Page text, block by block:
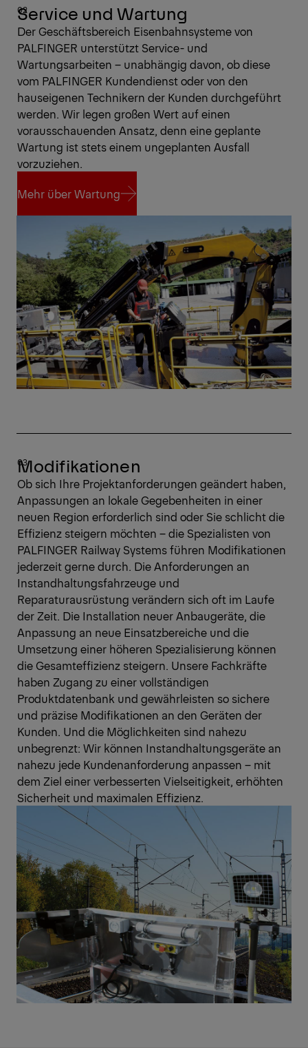
Service und Wartung
Der Geschäftsbereich Eisenbahnsysteme von
PALFINGER unterstützt Service- und
Wartungsarbeiten – unabhängig davon, ob diese
vom PALFINGER Kundendienst oder von den
hauseigenen Technikern der Kunden durchgeführt
werden. Wir legen großen Wert auf einen
vorausschauenden Ansatz, denn eine geplante
Wartung ist stets einem ungeplanten Ausfall
vorzuziehen.
Mehr über Wartung
Mehr über Wartung
Modifikationen
Ob sich Ihre Projektanforderungen geändert haben,
Anpassungen an lokale Gegebenheiten in einer
neuen Region erforderlich sind oder Sie schlicht die
Effizienz steigern möchten – die Spezialisten von
PALFINGER Railway Systems führen Modifikationen
jederzeit gerne durch. Die Anforderungen an
Instandhaltungsfahrzeuge und
Reparaturausrüstung verändern sich oft im Laufe
der Zeit. Die Installation neuer Anbaugeräte, die
Anpassung an neue Einsatzbereiche und die
Umsetzung einer höheren Spezialisierung können
die Gesamteffizienz steigern. Unsere Fachkräfte
haben Zugang zu einer vollständigen
Produktdatenbank und gewährleisten so sichere
und präzise Modifikationen an den Geräten der
Kunden. Und die Möglichkeiten sind nahezu
unbegrenzt: Wir können Instandhaltungsgeräte an
nahezu jede Kundenanforderung anpassen – mit
dem Ziel einer verbesserten Vielseitigkeit, erhöhten
Sicherheit und maximalen Effizienz.